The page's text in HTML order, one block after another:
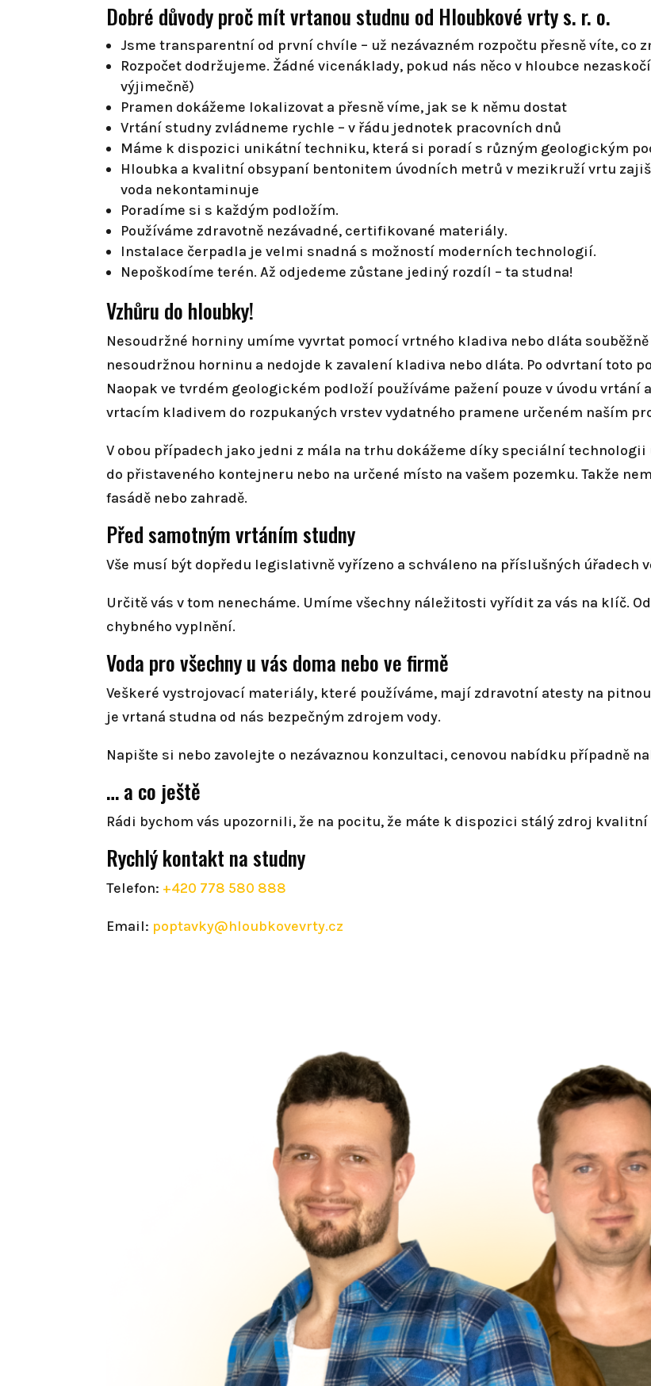
Dobré důvody proč mít vrtanou studnu od Hloubkové vrty s. r. o.
Jsme transparentní od první chvíle – už nezávazném rozpočtu přesně víte, co
Rozpočet dodržujeme. Žádné vicenáklady, pokud nás něco v hloubce
výjimečně)
Pramen dokážeme lokalizovat a přesně víme, jak se k němu dostat
Vrtání studny zvládneme rychle – v řádu jednotek pracovních dnů
Máme k dispozici unikátní techniku, která si poradí s různým geologickým
Hloubka a kvalitní obsypaní bentonitem úvodních metrů v mezikruží vrtu
voda nekontaminuje
Poradíme si s každým podložím.
Používáme zdravotně nezávadné, certifikované materiály.
Instalace čerpadla je velmi snadná s možností moderních technologií.
Nepoškodíme terén. Až odjedeme zůstane jediný rozdíl – ta studna!
Vzhůru do hloubky!
Nesoudržné horniny umíme vyvrtat pomocí vrtného kladiva nebo dláta
nesoudržnou horninu a nedojde k zavalení kladiva nebo dláta. Po odvrtaní toto
Naopak ve tvrdém geologickém podloží používáme pažení pouze v úvodu
vrtacím kladivem do rozpukaných vrstev vydatného pramene určeném naším
V obou případech jako jedni z mála na trhu dokážeme díky speciální
do přistaveného kontejneru nebo na určené místo na vašem pozemku. Takže
fasádě nebo zahradě.
Před samotným vrtáním studny
Vše musí být dopředu legislativně vyřízeno a schváleno na příslušných úřadech
Určitě vás v tom nenecháme. Umíme všechny náležitosti vyřídit za vás na klíč.
chybného vyplnění.
Voda pro všechny u vás doma nebo ve firmě
Veškeré vystrojovací materiály, které používáme, mají zdravotní atesty na
je vrtaná studna od nás bezpečným zdrojem vody.
Napište si nebo zavolejte o nezávaznou konzultaci, cenovou nabídku případně
… a co ještě
Rádi bychom vás upozornili, že na pocitu, že máte k dispozici stálý zdroj
Rychlý kontakt na studny
Telefon: +420 778 580 888
Email: poptavky@hloubkovevrty.cz